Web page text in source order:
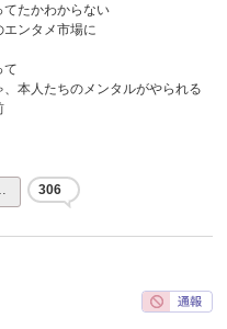
てたかわからない
ンタメ市場に
て
本人たちのメンタルがやられる
306